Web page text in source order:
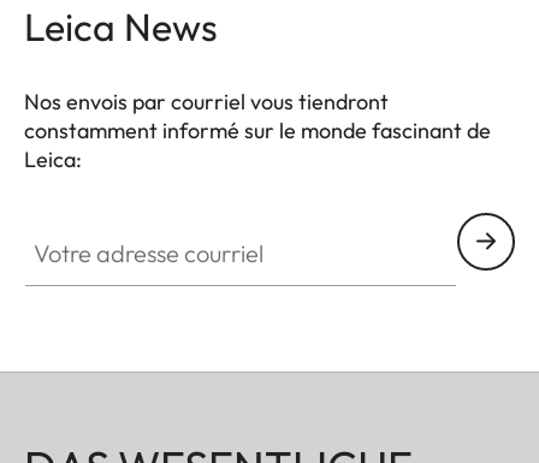
élégance durable.
Disponible à partir de mai 2025
Leica News
Nos envois par courriel vous tiendront
constamment informé sur le monde fascinant de
Leica: